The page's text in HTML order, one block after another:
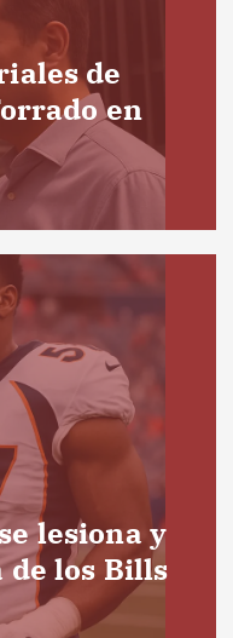
de
en
lesiona y
de los Bills